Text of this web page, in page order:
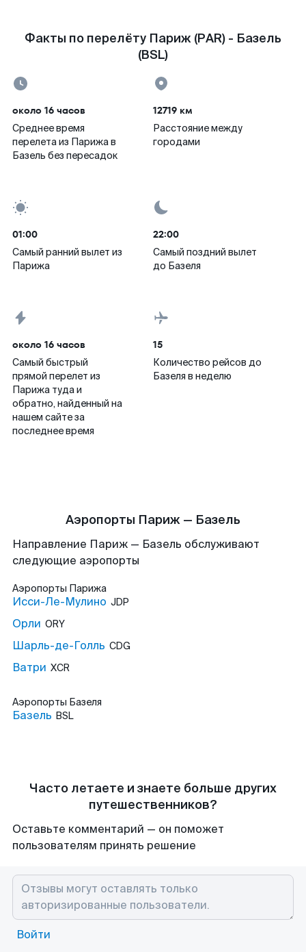
Факты по перелёту Париж (PAR) - Базель
(BSL)
около 16 часов
Среднее время
перелета из Парижа в
Базель без пересадок
12719 км
Расстояние между
городами
01:00
Самый ранний вылет из
Парижа
22:00
Самый поздний вылет
до Базеля
около 16 часов
Самый быстрый
прямой перелет из
Парижа туда и
обратно, найденный на
нашем сайте за
последнее время
15
Количество рейсов до
Базеля в неделю
Аэропорты Париж — Базель
Направление Париж — Базель обслуживают
следующие аэропорты
Аэропорты Парижа
Исси-Ле-Мулино JDP
Орли ORY
Шарль-де-Голль CDG
Ватри XCR
Аэропорты Базеля
Базель BSL
Часто летаете и знаете больше других
путешественников?
Оставьте комментарий — он поможет
пользователям принять решение
Войти